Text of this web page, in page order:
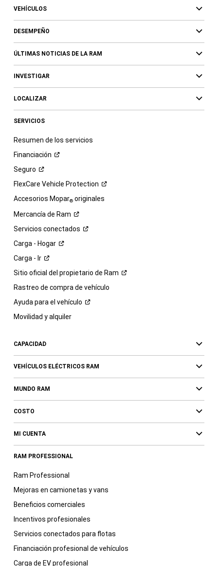
VEHÍCULOS
DESEMPEÑO
ÚLTIMAS NOTICIAS DE LA RAM
INVESTIGAR
LOCALIZAR
SERVICIOS
Resumen de los servicios
Financiación
Seguro
FlexCare Vehicle Protection
Accesorios Mopar®originales
Mercancía de Ram
Servicios conectados
Carga - Hogar
Carga - Ir
Sitio oficial del propietario de Ram
Rastreo de compra de vehículo
Ayuda para el vehículo
Movilidad y alquiler
CAPACIDAD
VEHÍCULOS ELÉCTRICOS RAM
MUNDO RAM
COSTO
MI CUENTA
RAM PROFESSIONAL
Ram Professional
Mejoras en camionetas y vans
Beneficios comerciales
Incentivos profesionales
Servicios conectados para flotas
Financiación profesional de vehículos
Carga de EV profesional